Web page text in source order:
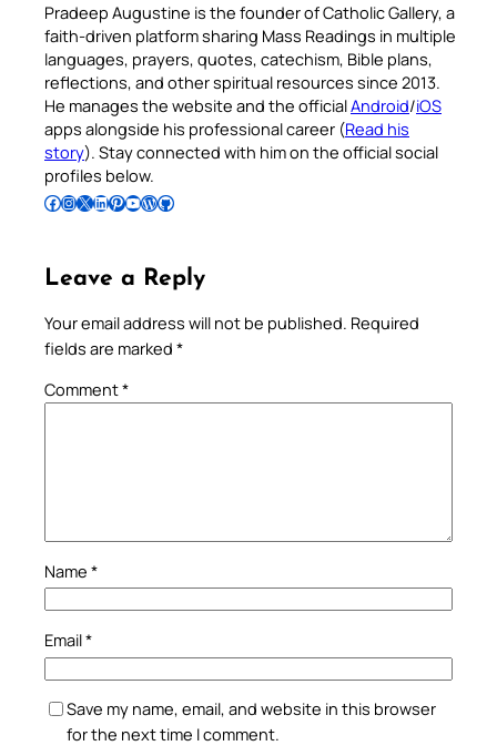
Pradeep Augustine is the founder of Catholic Gallery, a
faith-driven platform sharing Mass Readings in multiple
languages, prayers, quotes, catechism, Bible plans,
reflections, and other spiritual resources since 2013.
He manages the website and the officialAndroid/iOS
apps alongside his professional career (Read his
story). Stay connected with him on the official social
profiles below.
Follow Pradeep on Facebook Follow Pradeep on InstagramFollow Pradeep on X Follow Pradeep on LinkedIn Follow Pradeep on Pinterest Subscribe to Pradeep’s Youtube Channel Follow Pradeep on WordPress Follow Pradeep on GitHub
Leave a Reply
Your email address will not be published. Required
fields are marked *
Comment*
Name *
Email*
Save my name, email, and website in this browser
for the next time I comment.